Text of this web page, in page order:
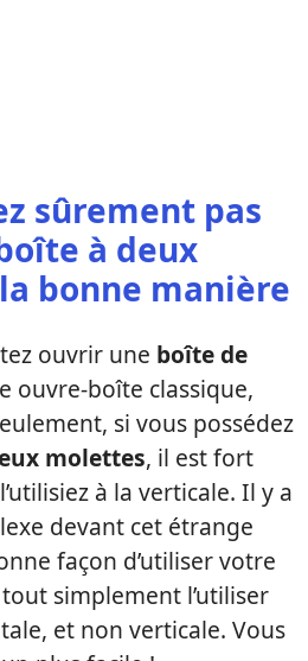
sûrement pas
à deux
bonne manière
ouvrir une boîte de
ouvre-boîte classique,
si vous possédez
molettes, il est fort
à la verticale. Il y a
devant cet étrange
façon d’utiliser votre
simplement l’utiliser
et non verticale. Vous